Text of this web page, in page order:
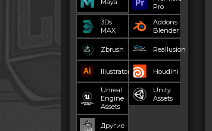
Maya
Pro
3Ds
MAX
Addons
Blender
Zbrush Reallusion
Illustrator Houdini
Unreal
Engine
Assets
Unity
Assets
Другие